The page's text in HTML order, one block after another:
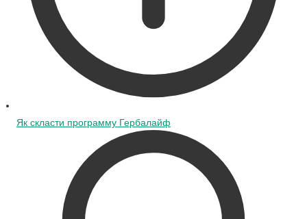
Як скласти программу Гербалайф